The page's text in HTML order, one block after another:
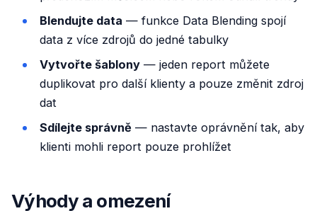
Blendujte data — funkce Data Blending spojí
data z více zdrojů do jedné tabulky
Vytvořte šablony — jeden report můžete
duplikovat pro další klienty a pouze změnit zdroj
dat
Sdílejte správně — nastavte oprávnění tak, aby
klienti mohli report pouze prohlížet
Výhody a omezení